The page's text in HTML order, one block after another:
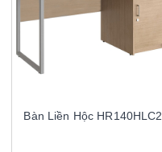
Bàn Liền Hộc HR140HLC2